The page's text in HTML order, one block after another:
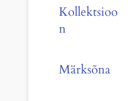
Kollektsioo
n
Märksõna